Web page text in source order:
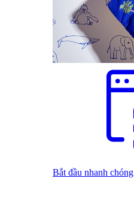
Bắt đầu nhanh chóng